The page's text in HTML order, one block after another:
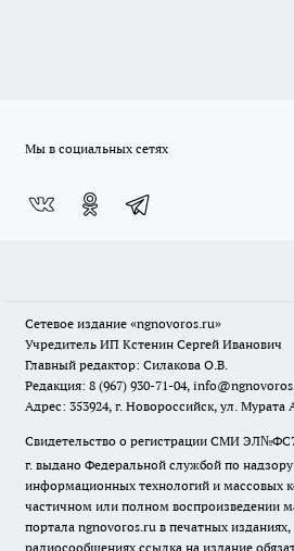
Мы в социальных сетях
Сетевое издание «ngnovoros.ru»
Учредитель ИП Кстенин Сергей Иванович
Главный редактор: Силакова О.В.
Редакция: 8 (967) 930-71-04,
Адрес: 353924, г. Новороссийск, ул. Мурата
Свидетельство о регистрации СМИ
г. выдано Федеральной службой по
информационных технологий и массовых
частичном или полном воспроизведении
портала ngnovoros.ru в печатных изданиях,
радиосообщениях ссылка на издание